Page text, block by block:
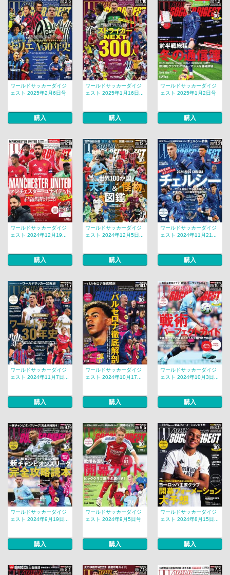
ワールドサッカーダイジ
ェスト 2025年2月6日号
購入
ワールドサッカーダイジ
ェスト 2025年1月16日...
購入
ワールドサッカーダイジ
ェスト 2025年1月2日号
購入
ワールドサッカーダイジ
ェスト 2024年12月19...
購入
ワールドサッカーダイジ
ェスト 2024年12月5日...
購入
ワールドサッカーダイジ
ェスト 2024年11月21...
購入
ワールドサッカーダイジ
ェスト 2024年11月7日...
購入
ワールドサッカーダイジ
ェスト 2024年10月17...
購入
ワールドサッカーダイジ
ェスト 2024年10月3日...
購入
ワールドサッカーダイジ
ェスト 2024年9月19日...
購入
ワールドサッカーダイジ
ェスト 2024年9月5日号
購入
ワールドサッカーダイジ
ェスト 2024年8月15日...
購入